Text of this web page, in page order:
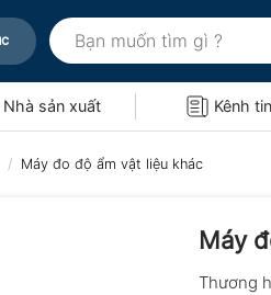
Tìm
kiếm:
Nhà sản xuất Kênh
/ Máy đo độ ẩm vật liệu khác
Máy
Thương